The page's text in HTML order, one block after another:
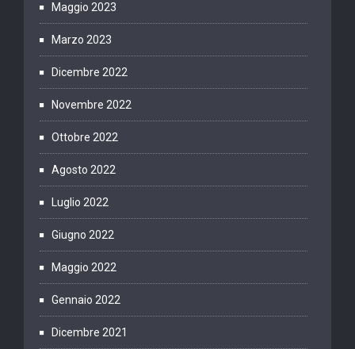
Maggio 2023
Marzo 2023
Dicembre 2022
Novembre 2022
Ottobre 2022
Agosto 2022
Luglio 2022
Giugno 2022
Maggio 2022
Gennaio 2022
Dicembre 2021